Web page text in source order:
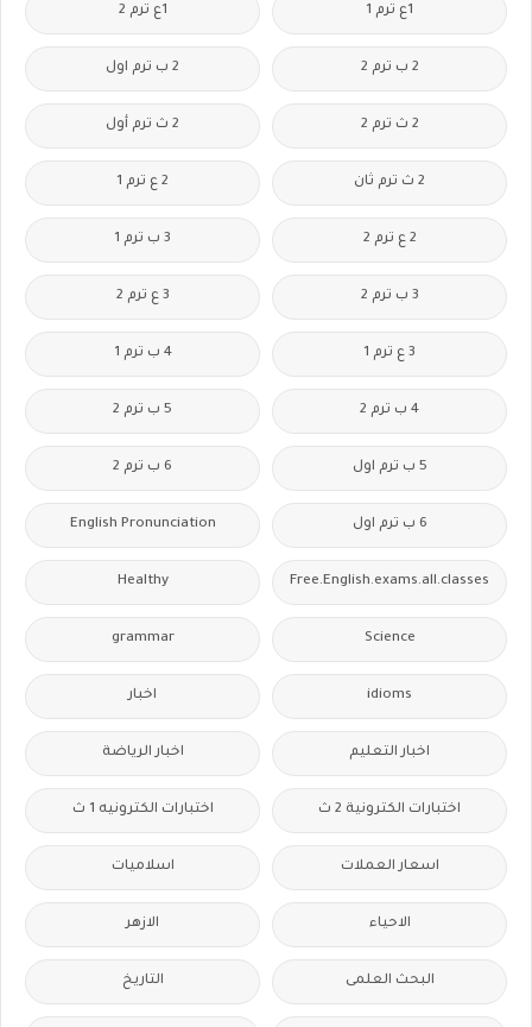
1ع ترم 1 1ع ترم 2
2 ب ترم 2 2 ب ترم اول
2 ث ترم 2 2 ث ترم أول
2 ث ترم ثان 2 ع ترم 1
2 ع ترم 2 3 ب ترم 1
3 ب ترم 2 3 ع ترم 2
3 ع ترم 1 4 ب ترم 1
4 ب ترم 2 5 ب ترم 2
5 ب ترم اول 6 ب ترم 2
6 ب ترم اول English Pronunciation
Free.English.exams.all.classes
Healthy
Science
grammar
idioms اخبار
اخبار التعليم اخبار الرياضة
اختبارات الكترونية 2 ث اختبارات الكترونيه 1 ث
اسعار العملات اسلاميات
الاحياء الازهر
البحث العلمى التاريخ